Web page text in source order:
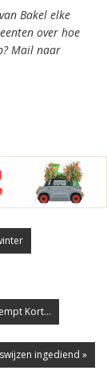
Bakel elke
over hoe
Mail naar
Kort...
ingediend »